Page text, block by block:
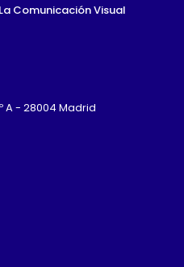
F
Comunicación Visual
A - 28004 Madrid